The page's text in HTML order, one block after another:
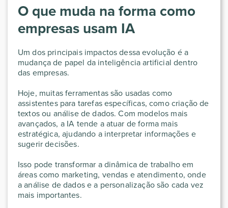
O que muda na forma como
empresas usam IA
Um dos principais impactos dessa evolução é a
mudança de papel da inteligência artificial dentro
das empresas.
Hoje, muitas ferramentas são usadas como
assistentes para tarefas específicas, como criação de
textos ou análise de dados. Com modelos mais
avançados, a IA tende a atuar de forma mais
estratégica, ajudando a interpretar informações e
sugerir decisões.
Isso pode transformar a dinâmica de trabalho em
áreas como marketing, vendas e atendimento, onde
a análise de dados e a personalização são cada vez
mais importantes.